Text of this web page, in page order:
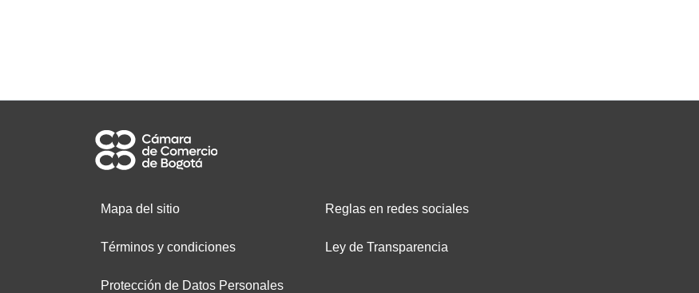
Mapa del sitio
Términos y condiciones
Protección de Datos Personales
Reglas en redes sociales
Ley de Transparencia